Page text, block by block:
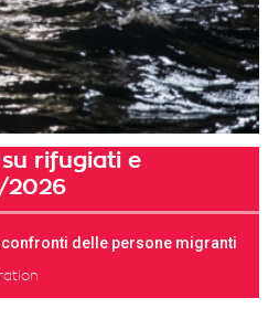
rifugiati e
2026
delle persone migranti